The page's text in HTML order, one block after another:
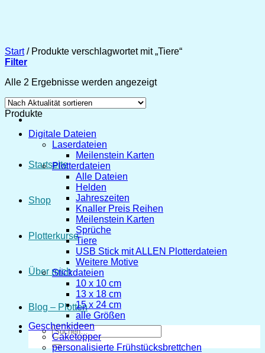
Startseite
Shop
Plotterkurse
Über mich
Blog – Plotten
Suchen
nach:
Start /Produkte verschlagwortet mit „Tiere“
Filter
Alle 2 Ergebnisse werden angezeigtNach
Produkte
Digitale Dateien
Laserdateien
Meilenstein Karten
Plotterdateien
Alle Dateien
Helden
Jahreszeiten
Knaller Preis Reihen
Meilenstein Karten
Sprüche
Tiere
USB Stick mit ALLEN Plotterdateien
Weitere Motive
Stickdateien
10 x 10 cm
13 x 18 cm
15 x 24 cm
alle Größen
Geschenkideen
Caketopper
personalisierte Frühstücksbrettchen